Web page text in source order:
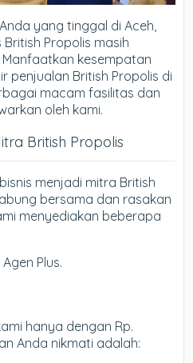
yang tinggal di Aceh,
Propolis masih
kesempatan
penjualan British Propolis di
macam fasilitas dan
oleh kami.
British Propolis
menjadi mitra British
bersama dan rasakan
menyediakan beberapa
Plus.
hanya dengan Rp.
Anda nikmati adalah: